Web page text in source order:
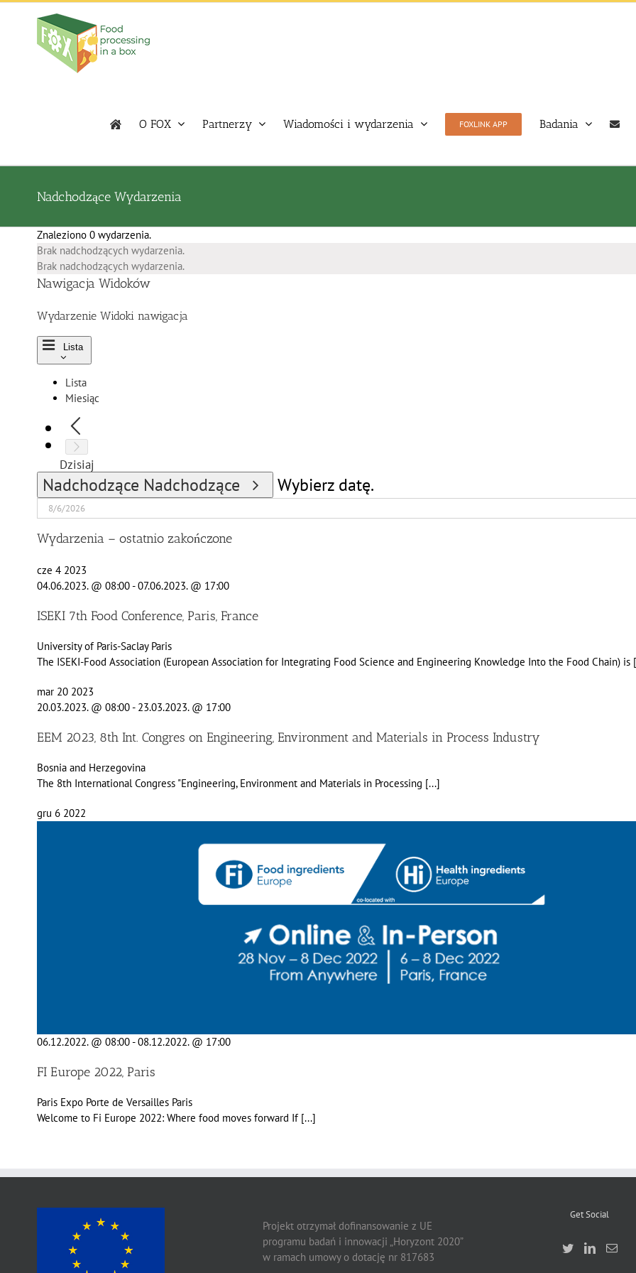
Skip
O FOX Partnerzy Wiadomości i wydarzenia FOXLINK APP Badania
Nadchodzące Wydarzenia
Znaleziono 0 wydarzenia.
Brak nadchodzących wydarzenia.
Brak nadchodzących wydarzenia.
Nawigacja Widoków
Wydarzenie Widoki nawigacja
Lista
Lista
Miesiąc
Dzisiaj
Nadchodzące Nadchodzące Wybierz datę.
Wydarzenia – ostatnio zakończone
cze 4 2023
04.06.2023. @ 08:00-07.06.2023. @ 17:00
ISEKI 7th Food Conference, Paris, France
University of Paris-Saclay Paris
The ISEKI-Food Association (European Association for Integrating Food Science and Engineering Knowledge Into the Food Chain) is
mar 20 2023
20.03.2023. @ 08:00- 23.03.2023. @ 17:00
EEM 2023, 8th Int. Congres on Engineering, Environment and Materials in Process Industry
Bosnia and Herzegovina
The 8th International Congress "Engineering, Environment and Materials in Processing [...]
gru 6 2022
06.12.2022. @ 08:00-08.12.2022. @ 17:00
FI Europe 2022, Paris
Paris Expo Porte de Versailles Paris
Welcome to Fi Europe 2022: Where food moves forward If [...]
Projekt otrzymał dofinansowanie z UE
programu badań i innowacji „Horyzont 2020”
w ramach umowy o dotację nr 817683
Get Social